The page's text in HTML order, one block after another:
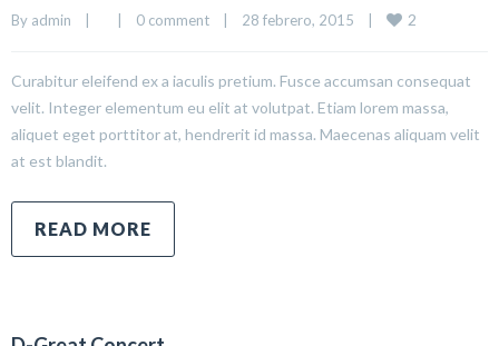
By admin 0 comment 28 febrero, 2015 2
Curabitur eleifend ex a iaculis pretium. Fusce accumsan consequat
velit. Integer elementum eu elit at volutpat. Etiam lorem massa,
aliquet eget porttitor at, hendrerit id massa. Maecenas aliquam velit
at est blandit.
READ MORE